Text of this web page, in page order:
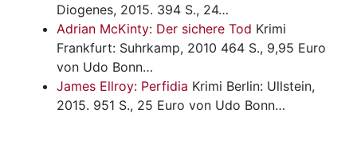
Diogenes, 2015. 394 S., 24…
Adrian McKinty: Der sichere Tod Krimi
Frankfurt: Suhrkamp, 2010 464 S., 9,95 Euro
von Udo Bonn…
James Ellroy: Perfidia Krimi Berlin: Ullstein,
2015. 951 S., 25 Euro von Udo Bonn…